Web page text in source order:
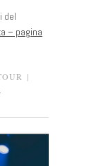
del
– pagina
|